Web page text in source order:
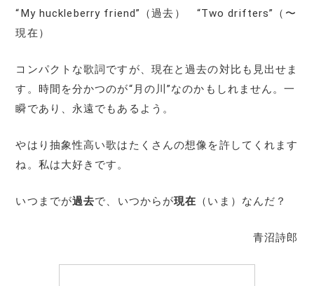
“My huckleberry friend”（過去） “Two drifters”（〜
現在）
コンパクトな歌詞ですが、現在と過去の対比も見出せま
す。時間を分かつのが“月の川”なのかもしれません。一
瞬であり、永遠でもあるよう。
やはり抽象性高い歌はたくさんの想像を許してくれます
ね。私は大好きです。
いつまでが過去で、いつからが現在 （いま）なんだ？
青沼詩郎